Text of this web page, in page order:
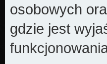
osobowych
gdzie jest